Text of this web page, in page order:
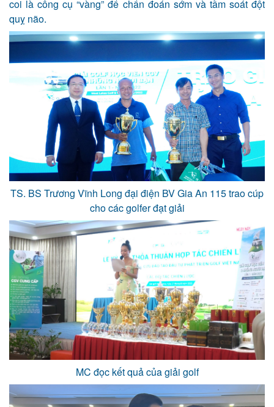
coi là công cụ “vàng” để chẩn đoán sớm và tầm soát đột
quỵ não.
TS. BS Trương Vĩnh Long đại điện BV Gia An 115 trao cúp
cho các golfer đạt giải
MC đọc kết quả của giải golf